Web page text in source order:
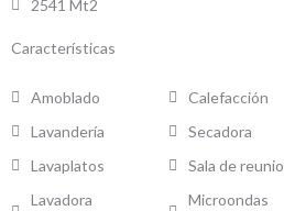
2541 Mt2
Características
Amoblado Calefacción
Lavandería
Secadora
Lavaplatos
Sala de
Lavadora
Microondas